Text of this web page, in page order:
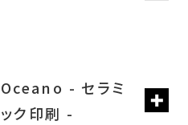
Oceano - セラミ
ック印刷 -